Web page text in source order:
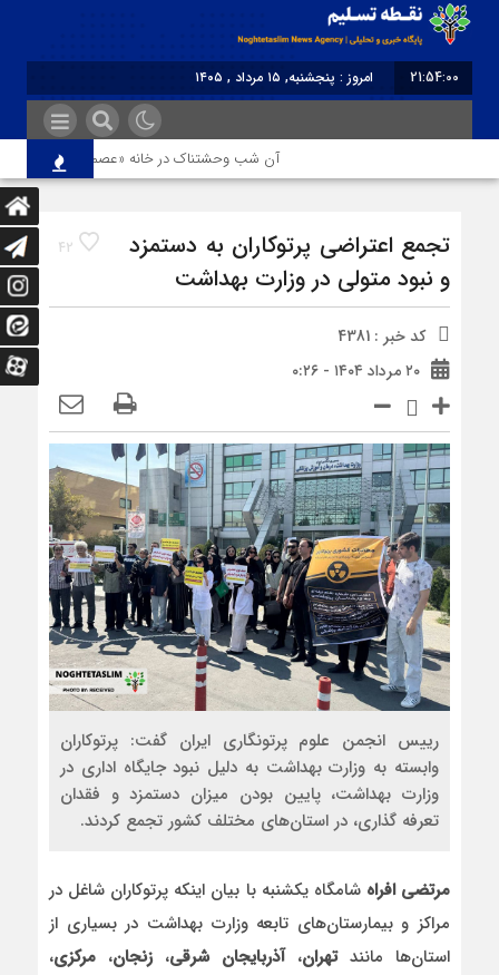
21:54:00
امروز : پنجشنبه, ۱۵ مرداد , ۱۴۰۵
آن شب وحشتناک در خانه «عصمت»
42
تجمع اعتراضی پرتوکاران به دستمزد
و نبود متولی در وزارت بهداشت
کد خبر : 4381
۲۰ مرداد ۱۴۰۴ - ۰:۲۶
رییس انجمن علوم پرتونگاری ایران گفت: پرتوکاران
وابسته به وزارت بهداشت به دلیل نبود جایگاه اداری در
وزارت بهداشت، پایین بودن میزان دستمزد و فقدان
تعرفه گذاری، در استان‌های مختلف کشور تجمع کردند.
مرتضی افراه شامگاه یکشنبه با بیان اینکه پرتوکاران شاغل در
مراکز و بیمارستان‌های تابعه وزارت‌ بهداشت در بسیاری از
استان‌ها مانندتهران،آذربایجان شرقی،زنجان، مرکزی،